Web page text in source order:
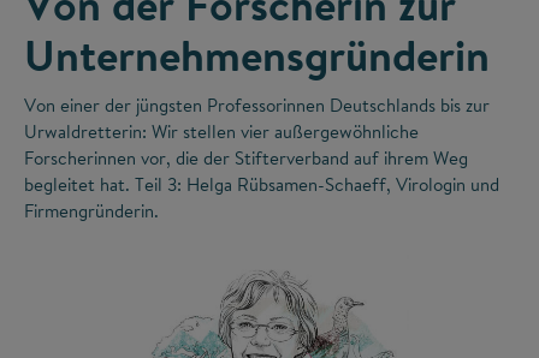
Unternehmensgründerin
Von einer der jüngsten Professorinnen Deutschlands bis zur
Urwaldretterin: Wir stellen vier außergewöhnliche
Forscherinnen vor, die der Stifterverband auf ihrem Weg
begleitet hat. Teil 3: Helga Rübsamen-Schaeff, Virologin und
Firmengründerin.